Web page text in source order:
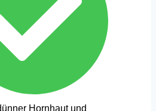
Hornhaut und